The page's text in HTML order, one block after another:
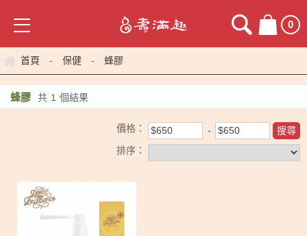
0
首頁 - 保健 - 蜂膠
蜂膠 共 1 個結果
價格：
排序：